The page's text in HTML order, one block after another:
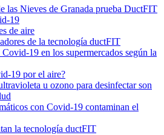
las Nieves de Granada prueba DuctFIT
19
de aire
de la tecnología ductFIT
19 en los supermercados según la
19 por el aire?
u ozono para desinfectar son
con Covid-19 contaminan el
la tecnología ductFIT